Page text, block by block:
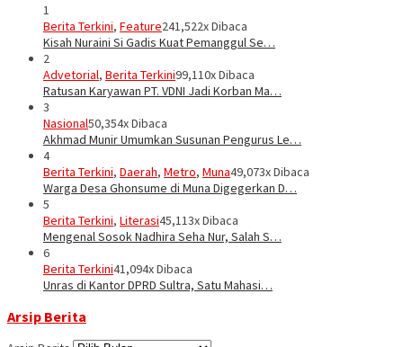
1
Berita Terkini, Feature241,522x Dibaca
Kisah Nuraini Si Gadis Kuat Pemanggul Se…
2
Advetorial, Berita Terkini99,110x Dibaca
Ratusan Karyawan PT. VDNI Jadi Korban Ma…
3
Nasional50,354x Dibaca
Akhmad Munir Umumkan Susunan Pengurus Le…
4
Berita Terkini, Daerah, Metro, Muna49,073x Dibaca
Warga Desa Ghonsume di Muna Digegerkan D…
5
Berita Terkini, Literasi45,113x Dibaca
Mengenal Sosok Nadhira Seha Nur, Salah S…
6
Berita Terkini41,094x Dibaca
Unras di Kantor DPRD Sultra, Satu Mahasi…
Arsip Berita